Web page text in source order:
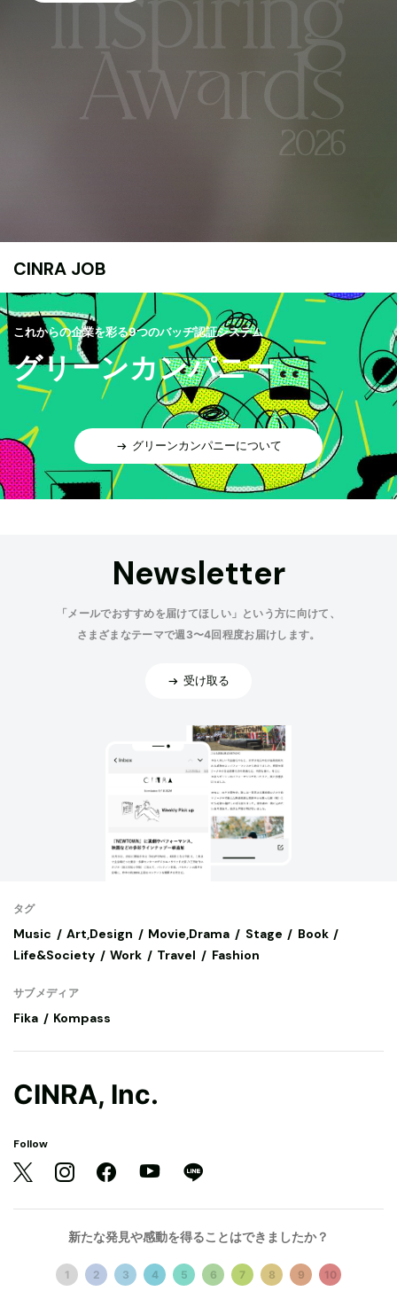
新たな発見や感動を得ることはできましたか？
1 2 3 4 5 6 7 8 9 10
CINRA JOB
これからの企業を彩る9つのバッヂ認証システム
グリーンカンパニー
グリーンカンパニーについて
Newsletter
「メールでおすすめを届けてほしい」という方に向けて、
さまざまなテーマで週3〜4回程度お届けします。
受け取る
タグ
Music Art,Design Movie,Drama Stage
Book
Life&Society
Work Travel Fashion
サブメディア
Fika Kompass
CINRA, Inc.
Follow
私たちについて 運営会社
広告掲載について